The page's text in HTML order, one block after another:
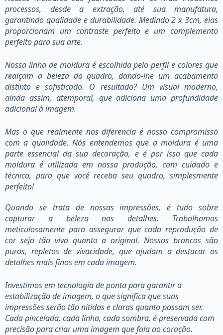
processos, desde a extração, até sua manufatura,
garantindo qualidade e durabilidade. Medindo 2 x 3cm, elas
proporcionam um contraste perfeito e um complemento
perfeito para sua arte.
Nossa linha de moldura é escolhida pelo perfil e colores que
realçam a beleza do quadro, dando-lhe um acabamento
distinto e sofisticado. O resultado? Um visual moderno,
ainda assim, atemporal, que adiciona uma profundidade
adicional à imagem.
Mas o que realmente nos diferencia é nosso compromisso
com a qualidade. Nós entendemos que a moldura é uma
parte essencial da sua decoração, e é por isso que cada
moldura é utilizada em nossa produção, com cuidado e
técnica, para que você receba seu quadro, simplesmente
perfeito!
Quando se trata de nossas impressões, é tudo sobre
capturar a beleza nos detalhes. Trabalhamos
meticulosamente para assegurar que cada reprodução de
cor seja tão viva quanto a original. Nossos brancos são
puros, repletos de vivacidade, que ajudam a destacar os
detalhes mais finos em cada imagem.
Investimos em tecnologia de ponta para garantir a
estabilização de imagem, o que significa que suas
impressões serão tão nítidas e claras quanto possam ser.
Cada pincelada, cada linha, cada sombra, é preservada com
precisão para criar uma imagem que fala ao coração.